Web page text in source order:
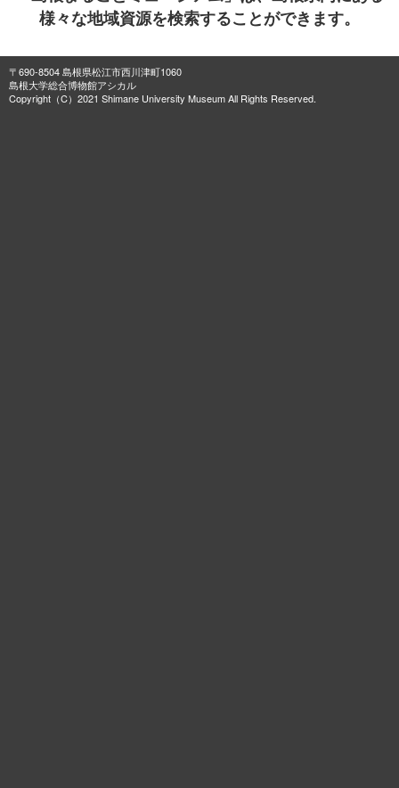
様々な地域資源を検索することができます。
〒690-8504 島根県松江市西川津町1060
島根大学総合博物館アシカル
Copyright（C）2021 Shimane University Museum All Rights Reserved.